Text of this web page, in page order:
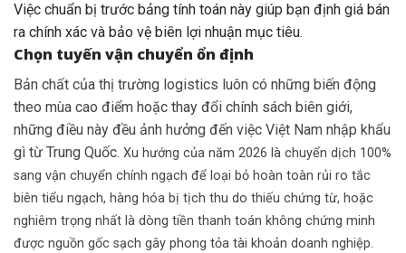
Việc chuẩn bị trước bảng tính toán này giúp bạn định giá bán
ra chính xác và bảo vệ biên lợi nhuận mục tiêu.
Chọn tuyến vận chuyển ổn định
Bản chất của thị trường logistics luôn có những biến động
theo mùa cao điểm hoặc thay đổi chính sách biên giới,
những điều này đều ảnh hưởng đến việc Việt Nam nhập khẩu
gì từ Trung Quốc. Xu hướng của năm 2026 là chuyển dịch 100%
sang vận chuyển chính ngạch để loại bỏ hoàn toàn rủi ro tắc
biên tiểu ngạch, hàng hóa bị tịch thu do thiếu chứng từ, hoặc
nghiêm trọng nhất là dòng tiền thanh toán không chứng minh
được nguồn gốc sạch gây phong tỏa tài khoản doanh nghiệp.